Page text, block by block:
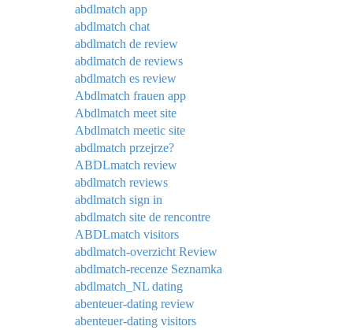
abdlmatch app
abdlmatch chat
abdlmatch de review
abdlmatch de reviews
abdlmatch es review
Abdlmatch frauen app
Abdlmatch meet site
Abdlmatch meetic site
abdlmatch przejrze?
ABDLmatch review
abdlmatch reviews
abdlmatch sign in
abdlmatch site de rencontre
ABDLmatch visitors
abdlmatch-overzicht Review
abdlmatch-recenze Seznamka
abdlmatch_NL dating
abenteuer-dating review
abenteuer-dating visitors